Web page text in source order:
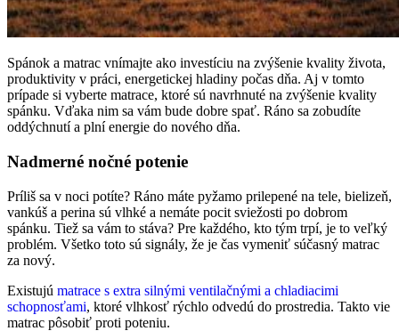
Spánok a matrac vnímajte ako investíciu na zvýšenie kvality života,
produktivity v práci, energetickej hladiny počas dňa. Aj v tomto
prípade si vyberte matrace, ktoré sú navrhnuté na zvýšenie kvality
spánku. Vďaka nim sa vám bude dobre spať. Ráno sa zobudíte
oddýchnutí a plní energie do nového dňa.
Nadmerné nočné potenie
Príliš sa v noci potíte? Ráno máte pyžamo prilepené na tele, bielizeň,
vankúš a perina sú vlhké a nemáte pocit sviežosti po dobrom
spánku. Tiež sa vám to stáva? Pre každého, kto tým trpí, je to veľký
problém. Všetko toto sú signály, že je čas vymeniť súčasný matrac
za nový.
Existujú matrace s extra silnými ventilačnými a chladiacimi
schopnosťami, ktoré vlhkosť rýchlo odvedú do prostredia. Takto vie
matrac pôsobiť proti poteniu.